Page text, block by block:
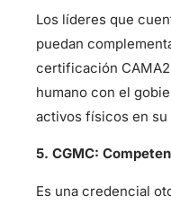
Los líderes que
puedan
certificación
humano con el
activos físicos en su
5. CGMC:
Es una credencial